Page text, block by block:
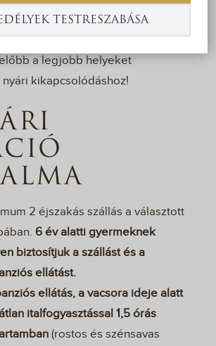
TESTRESZABÁSA
előadásai garantáltan
teszik az itt töltött időt!
a legjobb helyeket
kikapcsolódáshoz!
2 éjszakás szállás a választott
6 év alatti gyermeknek
biztosítjuk a szállást és a
ellátást.
ellátás, a vacsora ideje alatt
italfogyasztással 1,5 órás
(rostos és szénsavas